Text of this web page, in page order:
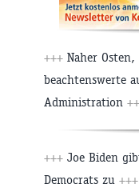
+++ Naher Osten,
beachtenswerte
Administration
+++ Joe Biden
Democrats zu +++